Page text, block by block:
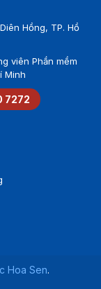
Hồng, TP. Hồ
viên Phần mềm
Minh
7272
Hoa Sen.